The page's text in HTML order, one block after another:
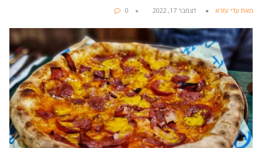
מאת עדי עזרא דצמבר 17, 2022 0